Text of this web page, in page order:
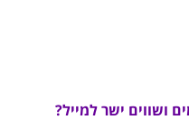
ושווים ישר למייל?